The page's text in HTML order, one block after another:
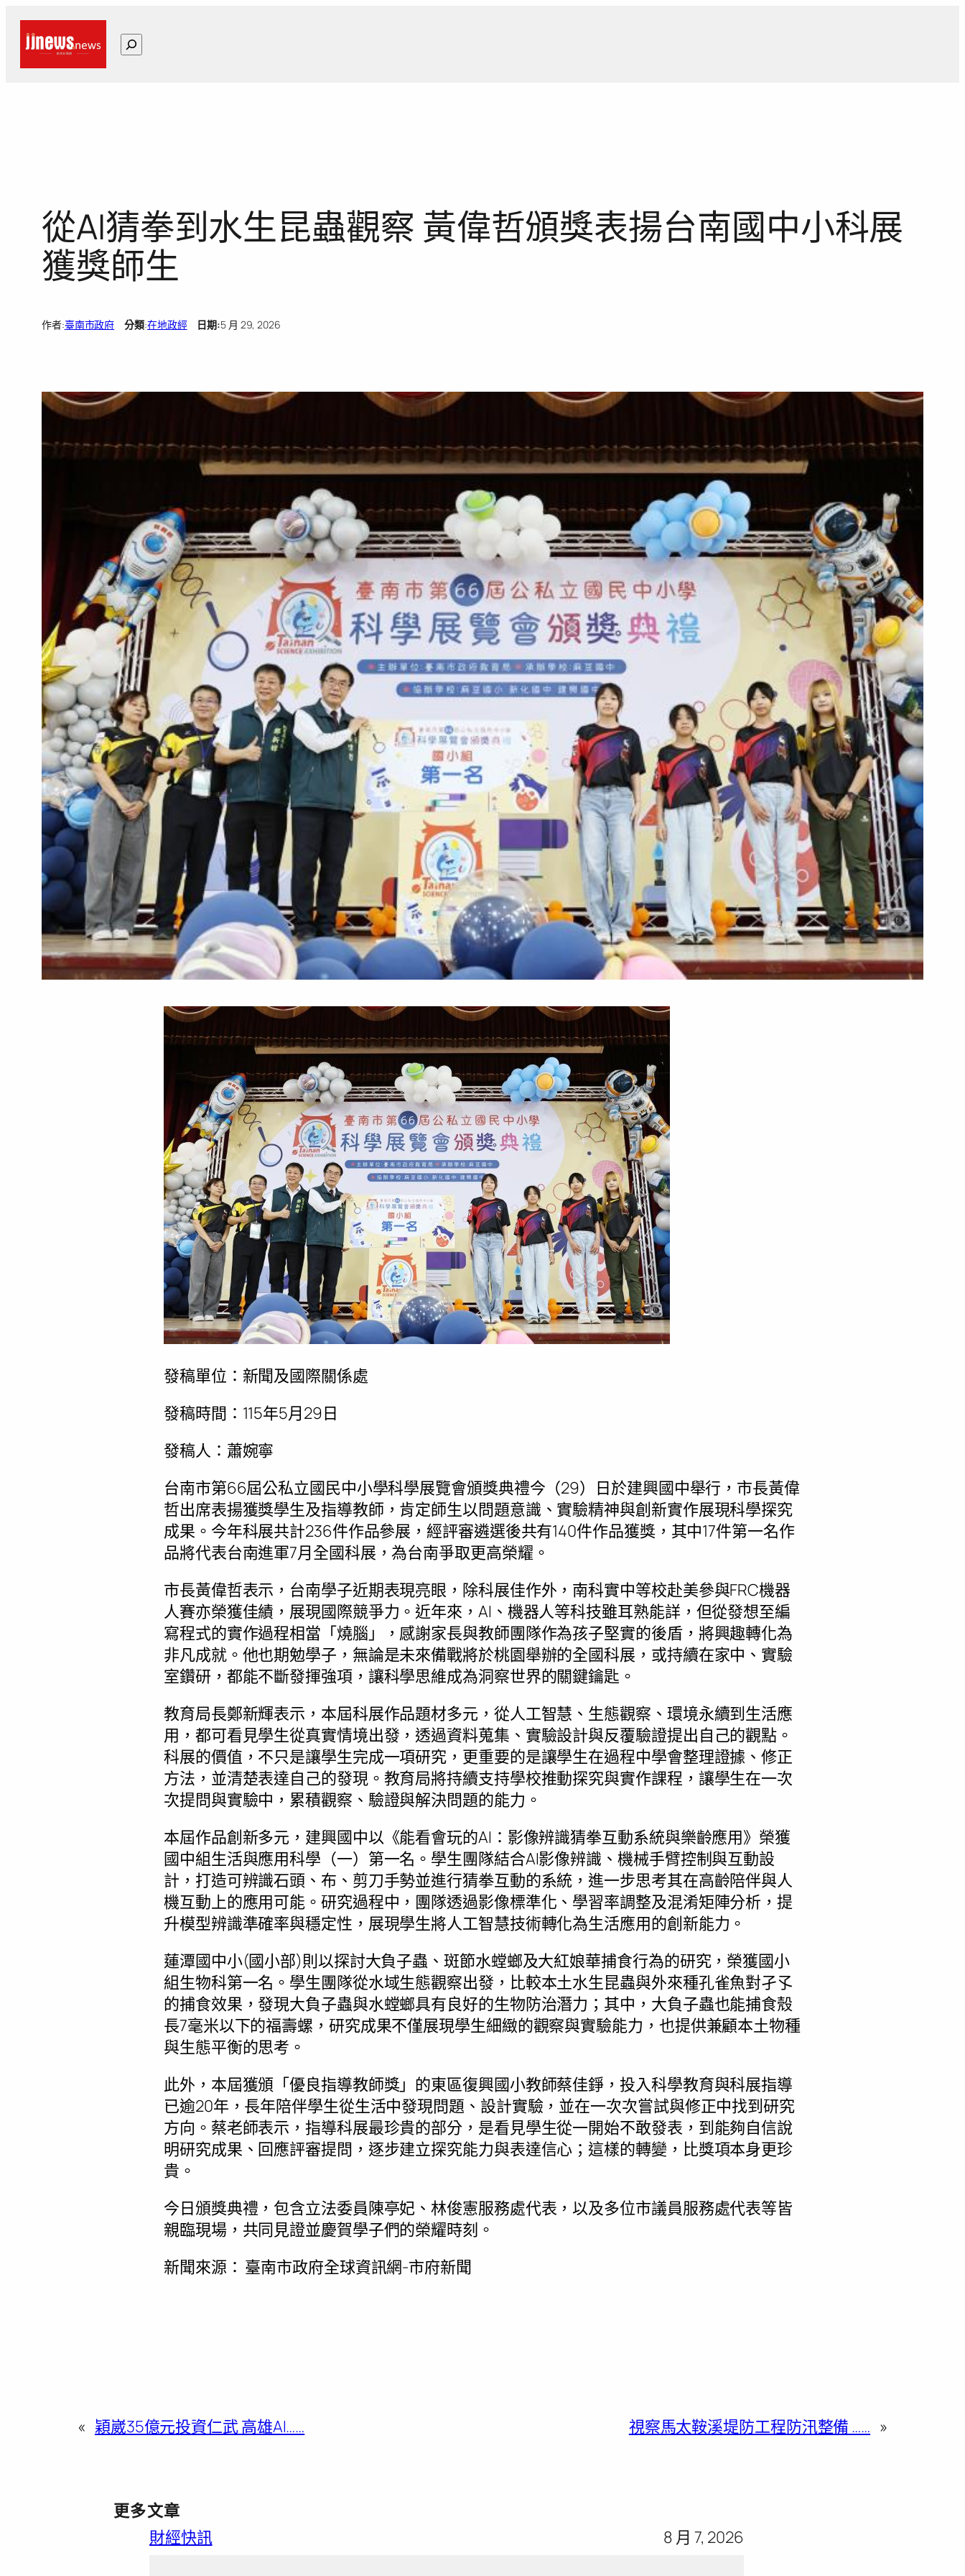
跳
搜
從AI猜拳到水生昆蟲觀察 黃偉哲頒獎表揚台南國中小科展
獲獎師生
作者:臺南市政府 分類:在地政經日期:5 月 29, 2026
發稿單位：新聞及國際關係處
發稿時間：115年5月29日
發稿人：蕭婉寧
台南市第66屆公私立國民中小學科學展覽會頒獎典禮今（29）日於建興國中舉行，市長黃偉
哲出席表揚獲獎學生及指導教師，肯定師生以問題意識、實驗精神與創新實作展現科學探究
成果。今年科展共計236件作品參展，經評審遴選後共有140件作品獲獎，其中17件第一名作
品將代表台南進軍7月全國科展，為台南爭取更高榮耀。
市長黃偉哲表示，台南學子近期表現亮眼，除科展佳作外，南科實中等校赴美參與FRC機器
人賽亦榮獲佳績，展現國際競爭力。近年來，AI、機器人等科技雖耳熟能詳，但從發想至編
寫程式的實作過程相當「燒腦」，感謝家長與教師團隊作為孩子堅實的後盾，將興趣轉化為
非凡成就。他也期勉學子，無論是未來備戰將於桃園舉辦的全國科展，或持續在家中、實驗
室鑽研，都能不斷發揮強項，讓科學思維成為洞察世界的關鍵鑰匙。
教育局長鄭新輝表示，本屆科展作品題材多元，從人工智慧、生態觀察、環境永續到生活應
用，都可看見學生從真實情境出發，透過資料蒐集、實驗設計與反覆驗證提出自己的觀點。
科展的價值，不只是讓學生完成一項研究，更重要的是讓學生在過程中學會整理證據、修正
方法，並清楚表達自己的發現。教育局將持續支持學校推動探究與實作課程，讓學生在一次
次提問與實驗中，累積觀察、驗證與解決問題的能力。
本屆作品創新多元，建興國中以《能看會玩的AI：影像辨識猜拳互動系統與樂齡應用》榮獲
國中組生活與應用科學（一）第一名。學生團隊結合AI影像辨識、機械手臂控制與互動設
計，打造可辨識石頭、布、剪刀手勢並進行猜拳互動的系統，進一步思考其在高齡陪伴與人
機互動上的應用可能。研究過程中，團隊透過影像標準化、學習率調整及混淆矩陣分析，提
升模型辨識準確率與穩定性，展現學生將人工智慧技術轉化為生活應用的創新能力。
蓮潭國中小(國小部)則以探討大負子蟲、斑節水螳螂及大紅娘華捕食行為的研究，榮獲國小
組生物科第一名。學生團隊從水域生態觀察出發，比較本土水生昆蟲與外來種孔雀魚對孑孓
的捕食效果，發現大負子蟲與水螳螂具有良好的生物防治潛力；其中，大負子蟲也能捕食殼
長7毫米以下的福壽螺，研究成果不僅展現學生細緻的觀察與實驗能力，也提供兼顧本土物種
與生態平衡的思考。
此外，本屆獲頒「優良指導教師獎」的東區復興國小教師蔡佳錚，投入科學教育與科展指導
已逾20年，長年陪伴學生從生活中發現問題、設計實驗，並在一次次嘗試與修正中找到研究
方向。蔡老師表示，指導科展最珍貴的部分，是看見學生從一開始不敢發表，到能夠自信說
明研究成果、回應評審提問，逐步建立探究能力與表達信心；這樣的轉變，比獎項本身更珍
貴。
今日頒獎典禮，包含立法委員陳亭妃、林俊憲服務處代表，以及多位市議員服務處代表等皆
親臨現場，共同見證並慶賀學子們的榮耀時刻。
新聞來源： 臺南市政府全球資訊網-市府新聞
« 穎崴35億元投資仁武 高雄AI…… 視察馬太鞍溪堤防工程防汛整備 …… »
更多文章
財經快訊
8 月 7, 2026